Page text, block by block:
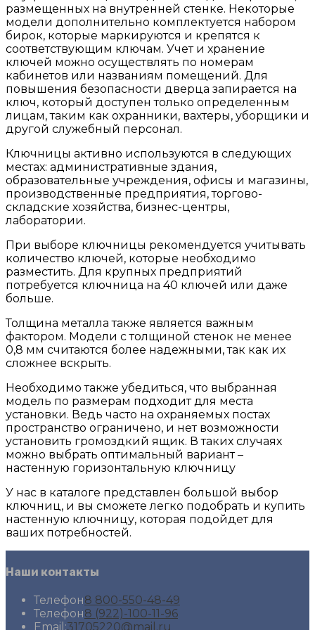
размещенных на внутренней стенке. Некоторые
модели дополнительно комплектуется набором
бирок, которые маркируются и крепятся к
соответствующим ключам. Учет и хранение
ключей можно осуществлять по номерам
кабинетов или названиям помещений. Для
повышения безопасности дверца запирается на
ключ, который доступен только определенным
лицам, таким как охранники, вахтеры, уборщики и
другой служебный персонал.
Ключницы активно используются в следующих
местах: административные здания,
образовательные учреждения, офисы и магазины,
производственные предприятия, торгово-
складские хозяйства, бизнес-центры,
лаборатории.
При выборе ключницы рекомендуется учитывать
количество ключей, которые необходимо
разместить. Для крупных предприятий
потребуется ключница на 40 ключей или даже
больше.
Толщина металла также является важным
фактором. Модели с толщиной стенок не менее
0,8 мм считаются более надежными, так как их
сложнее вскрыть.
Необходимо также убедиться, что выбранная
модель по размерам подходит для места
установки. Ведь часто на охраняемых постах
пространство ограничено, и нет возможности
установить громоздкий ящик. В таких случаях
можно выбрать оптимальный вариант –
настенную горизонтальную ключницу
У нас в каталоге представлен большой выбор
ключниц, и вы сможете легко подобрать и купить
настенную ключницу, которая подойдет для
ваших потребностей.
Наши контакты
Телефон8 800-550-48-49
Телефон8 (922)-100-11-96Opens
Email:31705220@mail.ru